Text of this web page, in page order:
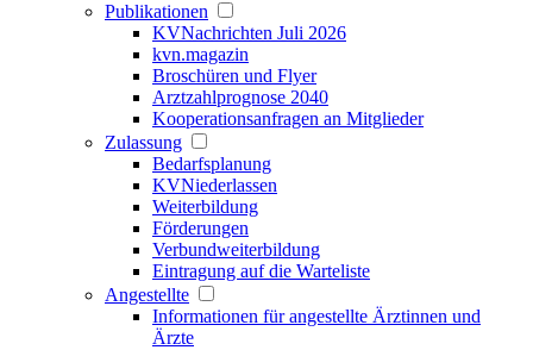
Publikationen
KVNachrichten Juli 2026
kvn.magazin
Broschüren und Flyer
Arztzahlprognose 2040
Kooperationsanfragen an Mitglieder
Zulassung
Bedarfsplanung
KVNiederlassen
Weiterbildung
Förderungen
Verbundweiterbildung
Eintragung auf die Warteliste
Angestellte
Informationen für angestellte Ärztinnen und
Ärzte